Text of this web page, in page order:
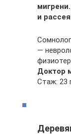
и
—
Доктор
Стаж: 23